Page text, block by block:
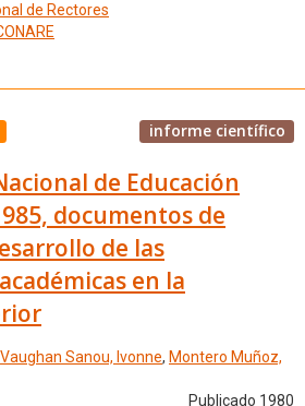
de Rectores
informe científico
de Educación
documentos de
de las
en la
Vaughan Sanou, Ivonne, Montero Muñoz,
Publicado 1980